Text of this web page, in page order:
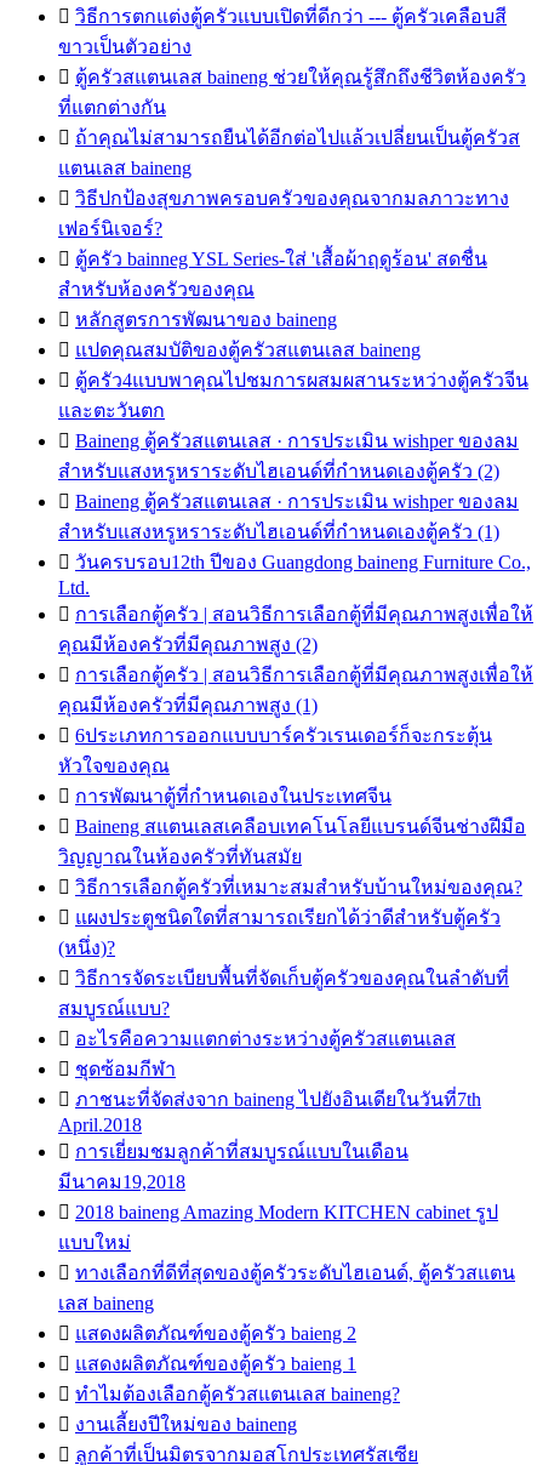
 วิธีการตกแต่งตู้ครัวแบบเปิดที่ดีกว่า --- ตู้ครัวเคลือบสี
ขาวเป็นตัวอย่าง
 ตู้ครัวสแตนเลส baineng ช่วยให้คุณรู้สึกถึงชีวิตห้องครัว
ที่แตกต่างกัน
 ถ้าคุณไม่สามารถยืนได้อีกต่อไปแล้วเปลี่ยนเป็นตู้ครัวส
แตนเลส baineng
 วิธีปกป้องสุขภาพครอบครัวของคุณจากมลภาวะทาง
เฟอร์นิเจอร์?
 ตู้ครัว bainneg YSL Series-ใส่ 'เสื้อผ้าฤดูร้อน' สดชื่น
สำหรับห้องครัวของคุณ
 หลักสูตรการพัฒนาของ baineng
 แปดคุณสมบัติของตู้ครัวสแตนเลส baineng
 ตู้ครัว4แบบพาคุณไปชมการผสมผสานระหว่างตู้ครัวจีน
และตะวันตก
 Baineng ตู้ครัวสแตนเลส · การประเมิน wishper ของลม
สำหรับแสงหรูหราระดับไฮเอนด์ที่กำหนดเองตู้ครัว (2)
 Baineng ตู้ครัวสแตนเลส · การประเมิน wishper ของลม
สำหรับแสงหรูหราระดับไฮเอนด์ที่กำหนดเองตู้ครัว (1)
 วันครบรอบ12th ปีของ Guangdong baineng Furniture Co.,
Ltd.
 การเลือกตู้ครัว | สอนวิธีการเลือกตู้ที่มีคุณภาพสูงเพื่อให้
คุณมีห้องครัวที่มีคุณภาพสูง (2)
 การเลือกตู้ครัว | สอนวิธีการเลือกตู้ที่มีคุณภาพสูงเพื่อให้
คุณมีห้องครัวที่มีคุณภาพสูง (1)
 6ประเภทการออกแบบบาร์ครัวเรนเดอร์ก็จะกระตุ้น
หัวใจของคุณ
 การพัฒนาตู้ที่กำหนดเองในประเทศจีน
 Baineng สแตนเลสเคลือบเทคโนโลยีแบรนด์จีนช่างฝีมือ
วิญญาณในห้องครัวที่ทันสมัย
 วิธีการเลือกตู้ครัวที่เหมาะสมสำหรับบ้านใหม่ของคุณ?
 แผงประตูชนิดใดที่สามารถเรียกได้ว่าดีสำหรับตู้ครัว
(หนึ่ง)?
 วิธีการจัดระเบียบพื้นที่จัดเก็บตู้ครัวของคุณในลำดับที่
สมบูรณ์แบบ?
 อะไรคือความแตกต่างระหว่างตู้ครัวสแตนเลส
 ชุดซ้อมกีฬา
 ภาชนะที่จัดส่งจาก baineng ไปยังอินเดียในวันที่7th
April.2018
 การเยี่ยมชมลูกค้าที่สมบูรณ์แบบในเดือน
มีนาคม19,2018
 2018 baineng Amazing Modern KITCHEN cabinet รูป
แบบใหม่
 ทางเลือกที่ดีที่สุดของตู้ครัวระดับไฮเอนด์, ตู้ครัวสแตน
เลส baineng
 แสดงผลิตภัณฑ์ของตู้ครัว baieng 2
 แสดงผลิตภัณฑ์ของตู้ครัว baieng 1
 ทำไมต้องเลือกตู้ครัวสแตนเลส baineng?
 งานเลี้ยงปีใหม่ของ baineng
 ลูกค้าที่เป็นมิตรจากมอสโกประเทศรัสเซีย